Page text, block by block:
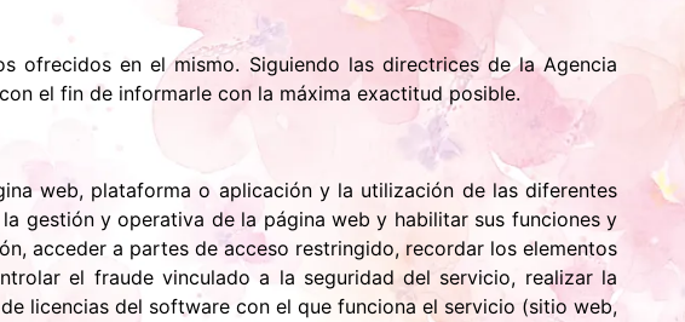
ofrecidos en el mismo. Siguiendo las directrices de la Agencia
el fin de informarle con la máxima exactitud posible.
web, plataforma o aplicación y la utilización de las diferentes
gestión y operativa de la página web y habilitar sus funciones y
acceder a partes de acceso restringido, recordar los elementos
el fraude vinculado a la seguridad del servicio, realizar la
licencias del software con el que funciona el servicio (sitio web,